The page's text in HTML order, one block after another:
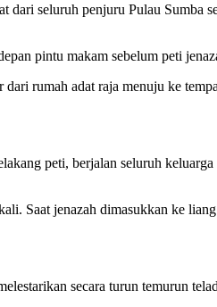
seluruh penjuru Pulau Sumba
pintu makam sebelum peti
rumah adat raja menuju ke
peti, berjalan seluruh
Saat jenazah dimasukkan ke
secara turun temurun